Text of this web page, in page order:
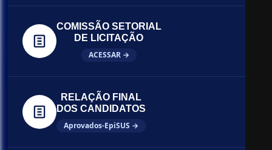
COMISSÃO SETORIAL
DE LICITAÇÃO
ACESSAR →
RELAÇÃO FINAL
DOS CANDIDATOS
Aprovados-EpiSUS →